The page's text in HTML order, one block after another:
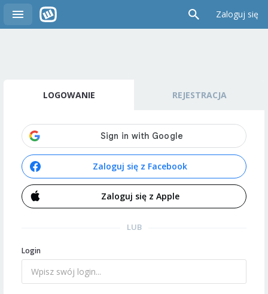
Zaloguj się
LOGOWANIE REJESTRACJA
Zaloguj się z Facebook
Zaloguj się z Apple
LUB
Login